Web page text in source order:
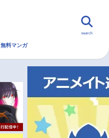
無料マンガ
search
無料マンガ